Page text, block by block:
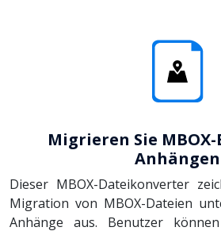
Migrieren Sie
Anhängen
Dieser MBOX-Dateikonverter
Migration von MBOX-Dateien
Anhänge aus. Benutzer